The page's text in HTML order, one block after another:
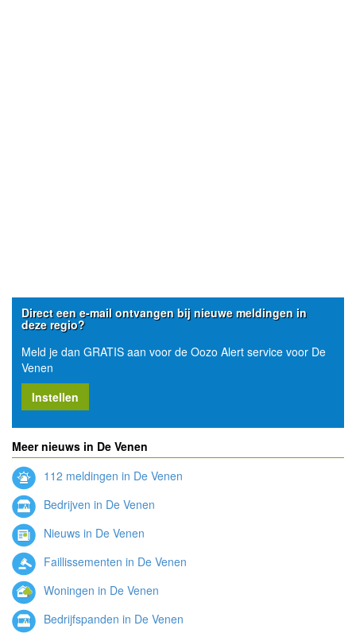
Direct een e-mail ontvangen bij nieuwe meldingen in
deze regio?
Meld je dan GRATIS aan voor de Oozo Alert service voor De
Venen
Instellen
Meer nieuws in De Venen
112 meldingen in De Venen
Bedrijven in De Venen
Nieuws in De Venen
Faillissementen in De Venen
Woningen in De Venen
Bedrijfspanden in De Venen